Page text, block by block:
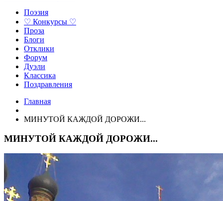
Поэзия
♡ Конкурсы ♡
Проза
Блоги
Отклики
Форум
Дуэли
Классика
Поздравления
Главная
МИНУТОЙ КАЖДОЙ ДОРОЖИ...
МИНУТОЙ КАЖДОЙ ДОРОЖИ...